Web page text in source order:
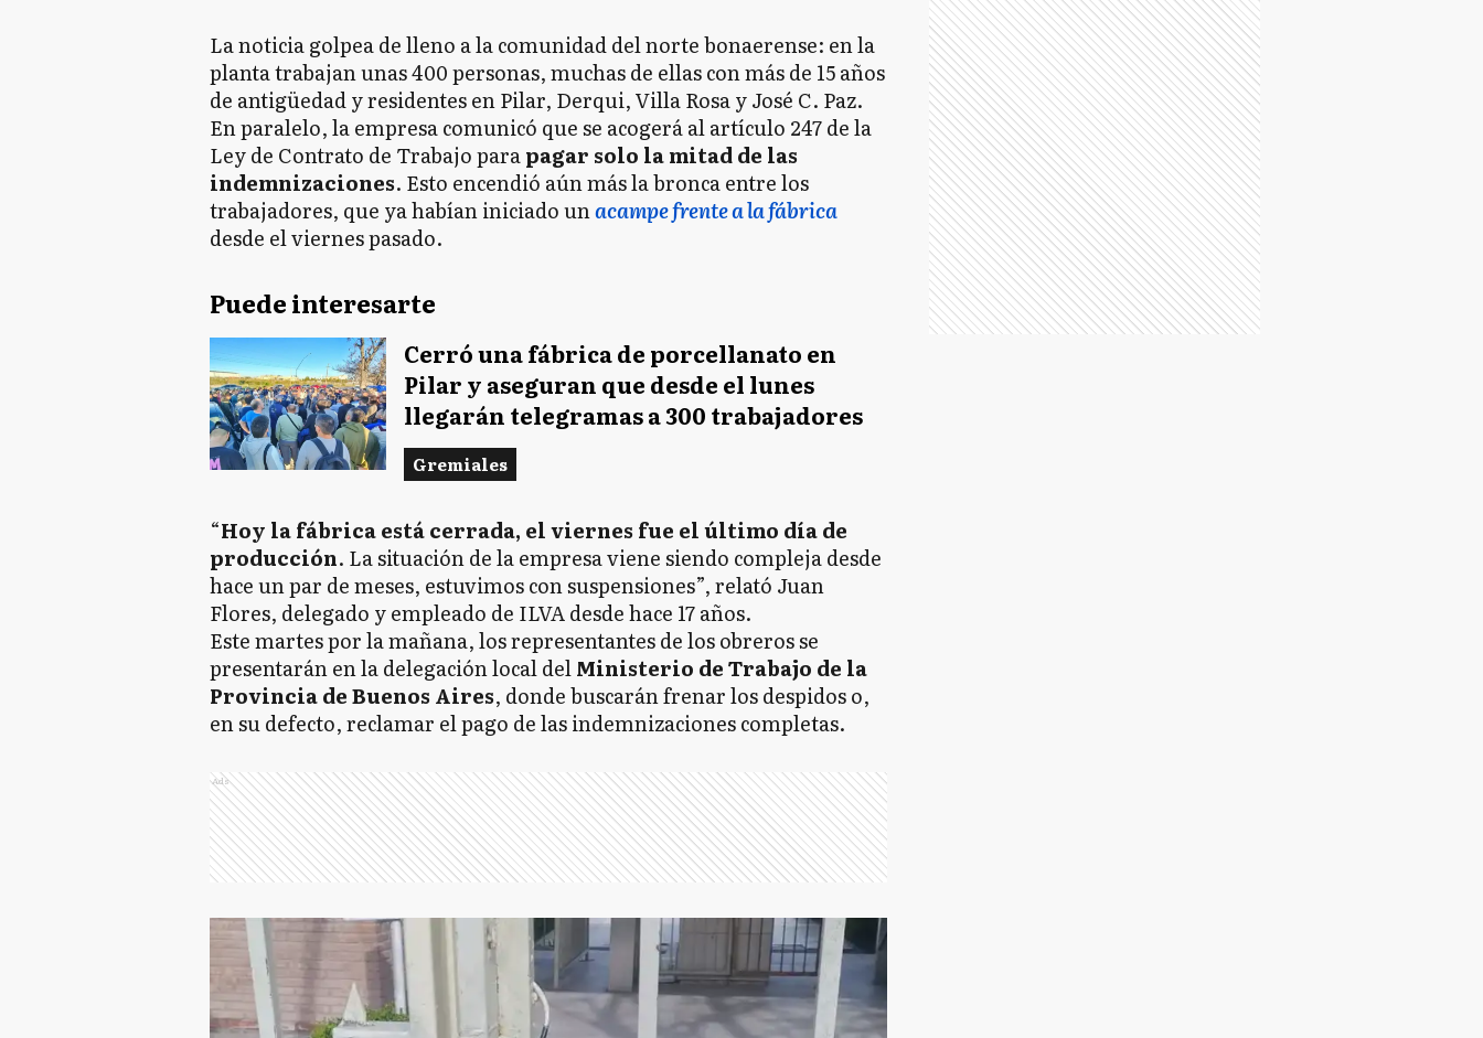
La noticia golpea de lleno a la comunidad del norte bonaerense: en la
planta trabajan unas 400 personas, muchas de ellas con más de 15 años
de antigüedad y residentes en Pilar, Derqui, Villa Rosa y José C. Paz.
En paralelo, la empresa comunicó que se acogerá al artículo 247 de la
Ley de Contrato de Trabajo parapagar solo la mitad de las
indemnizaciones. Esto encendió aún más la bronca entre los
trabajadores, que ya habían iniciado unacampe frente a la fábrica
desde el viernes pasado.
Puede interesarte
Cerró una fábrica de porcellanato en
Pilar y aseguran que desde el lunes
llegarán telegramas a 300 trabajadores
Gremiales
“Hoy la fábrica está cerrada, el viernes fue el último día de
producción. La situación de la empresa viene siendo compleja desde
hace un par de meses, estuvimos con suspensiones”, relató Juan
Flores, delegado y empleado de ILVA desde hace 17 años.
Este martes por la mañana, los representantes de los obreros se
presentarán en la delegación local delMinisterio de Trabajo de la
Provincia de Buenos Aires, donde buscarán frenar los despidos o,
en su defecto, reclamar el pago de las indemnizaciones completas.
Ads